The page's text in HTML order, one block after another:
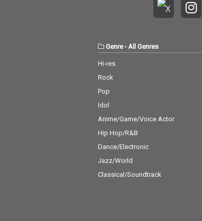
Genre- All Genres
Hi-res
Rock
Pop
Idol
Anime/Game/Voice Actor
Hip Hop/R&B
Dance/Electronic
Jazz/World
Classical/Soundtrack